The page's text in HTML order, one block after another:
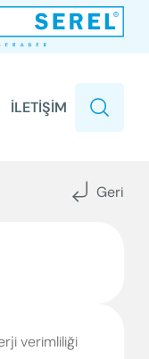
İLETİŞİM
Geri
verimliliği